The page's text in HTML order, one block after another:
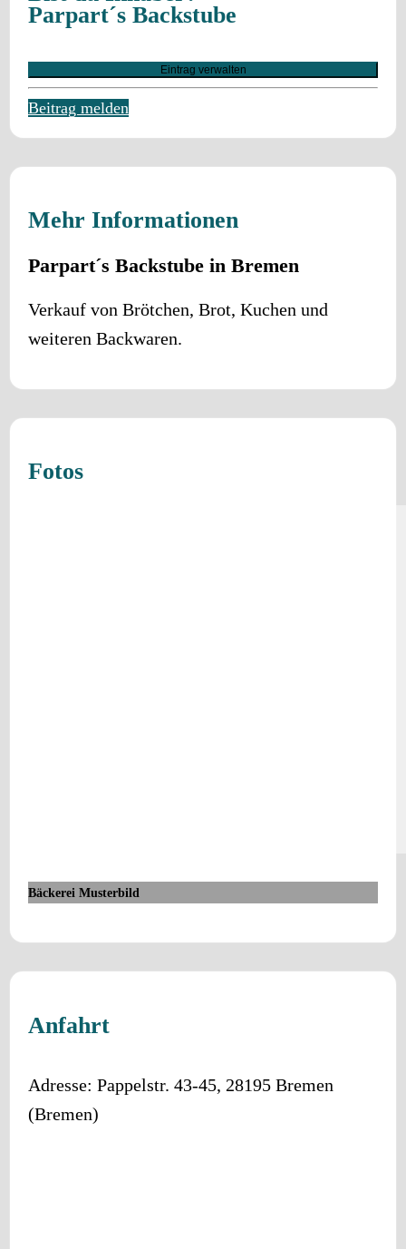
Parpart´s Backstube
Eintrag verwalten
Beitrag melden
Mehr Informationen
Parpart´s Backstube in Bremen
Verkauf von Brötchen, Brot, Kuchen und
weiteren Backwaren.
Fotos
Bäckerei Musterbild
Anfahrt
Adresse: Pappelstr. 43-45, 28195 Bremen
(Bremen)